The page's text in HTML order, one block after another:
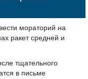
мораторий на
ракет средней и
тщательного
в письме